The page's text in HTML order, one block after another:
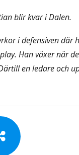
blir kvar i Dalen.
i defensiven där
Han växer när
en ledare och